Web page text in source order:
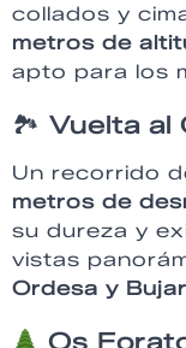
collados y
metros de
apto para los
🏞 Vuelta al
Un recorrido
metros de
su dureza y
vistas
Ordesa y
Os